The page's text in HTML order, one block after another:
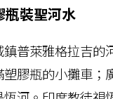
裝聖河水
普萊雅格拉吉的
塑膠瓶的小攤車；